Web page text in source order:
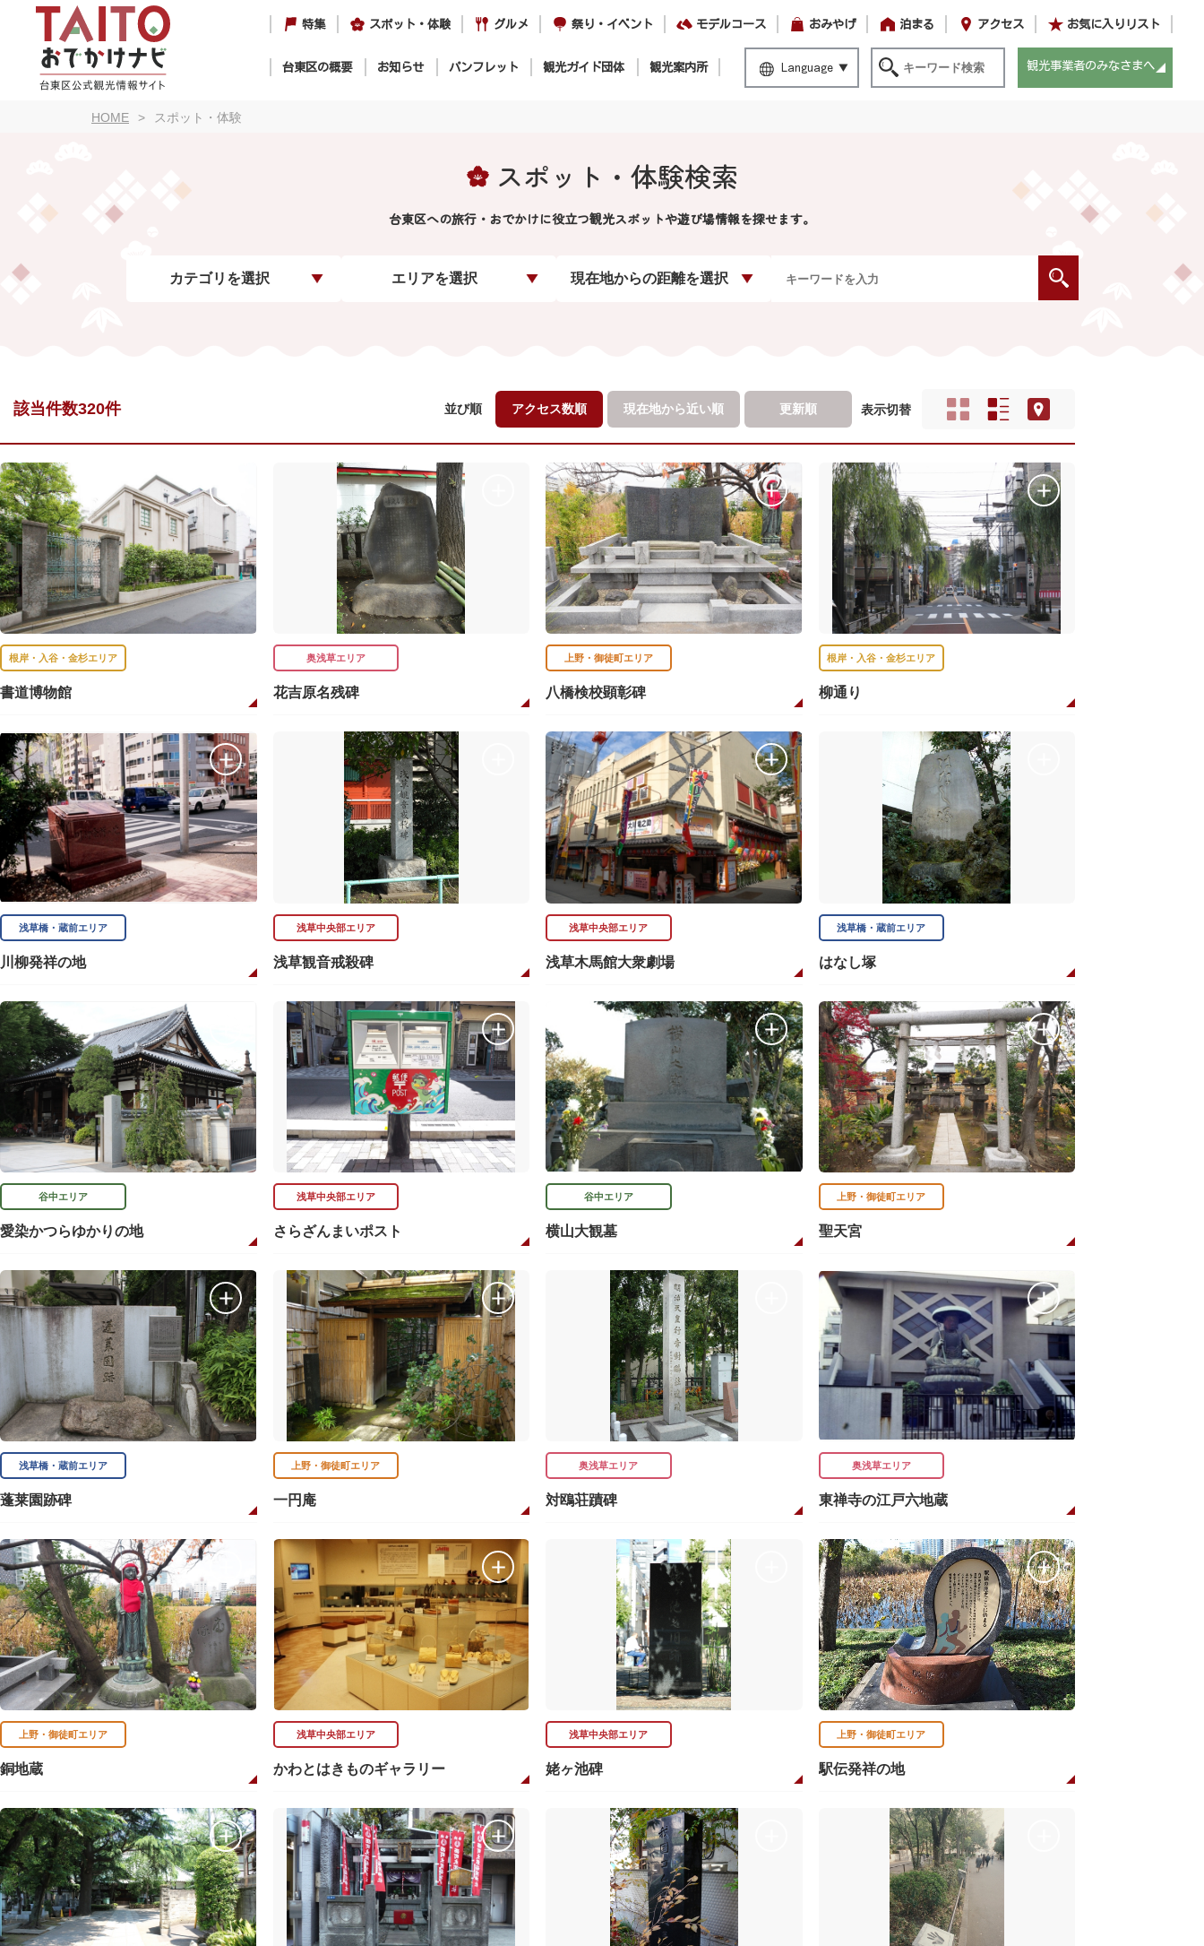
特集 スポット・体験 グルメ 祭り・イベント モデルコース おみやげ 泊まる アクセス お気に入りリスト
台東区の概要 お知らせ パンフレット 観光ガイド団体 観光案内所 Language 観光事業者のみなさまへ
HOME スポット・体験
スポット・体験検索
台東区への旅行・おでかけに役立つ観光スポットや遊び場情報を探せます。
カテゴリを選択 エリアを選択 現在地からの距離を選択
該当件数320件 並び順 アクセス数順 現在地から近い順 更新順 表示切替
根岸・入谷・金杉エリア
書道博物館
奥浅草エリア
花吉原名残碑
上野・御徒町エリア
八橋検校顕彰碑
根岸・入谷・金杉エリア
柳通り
浅草橋・蔵前エリア
川柳発祥の地
浅草中央部エリア
浅草観音戒殺碑
浅草中央部エリア
浅草木馬館大衆劇場
浅草橋・蔵前エリア
はなし塚
谷中エリア
愛染かつらゆかりの地
浅草中央部エリア
さらざんまいポスト
谷中エリア
横山大観墓
上野・御徒町エリア
聖天宮
浅草橋・蔵前エリア
蓬莱園跡碑
上野・御徒町エリア
一円庵
奥浅草エリア
対鴎荘蹟碑
奥浅草エリア
東禅寺の江戸六地蔵
上野・御徒町エリア
銅地蔵
浅草中央部エリア
かわとはきものギャラリー
浅草中央部エリア
姥ヶ池碑
上野・御徒町エリア
駅伝発祥の地